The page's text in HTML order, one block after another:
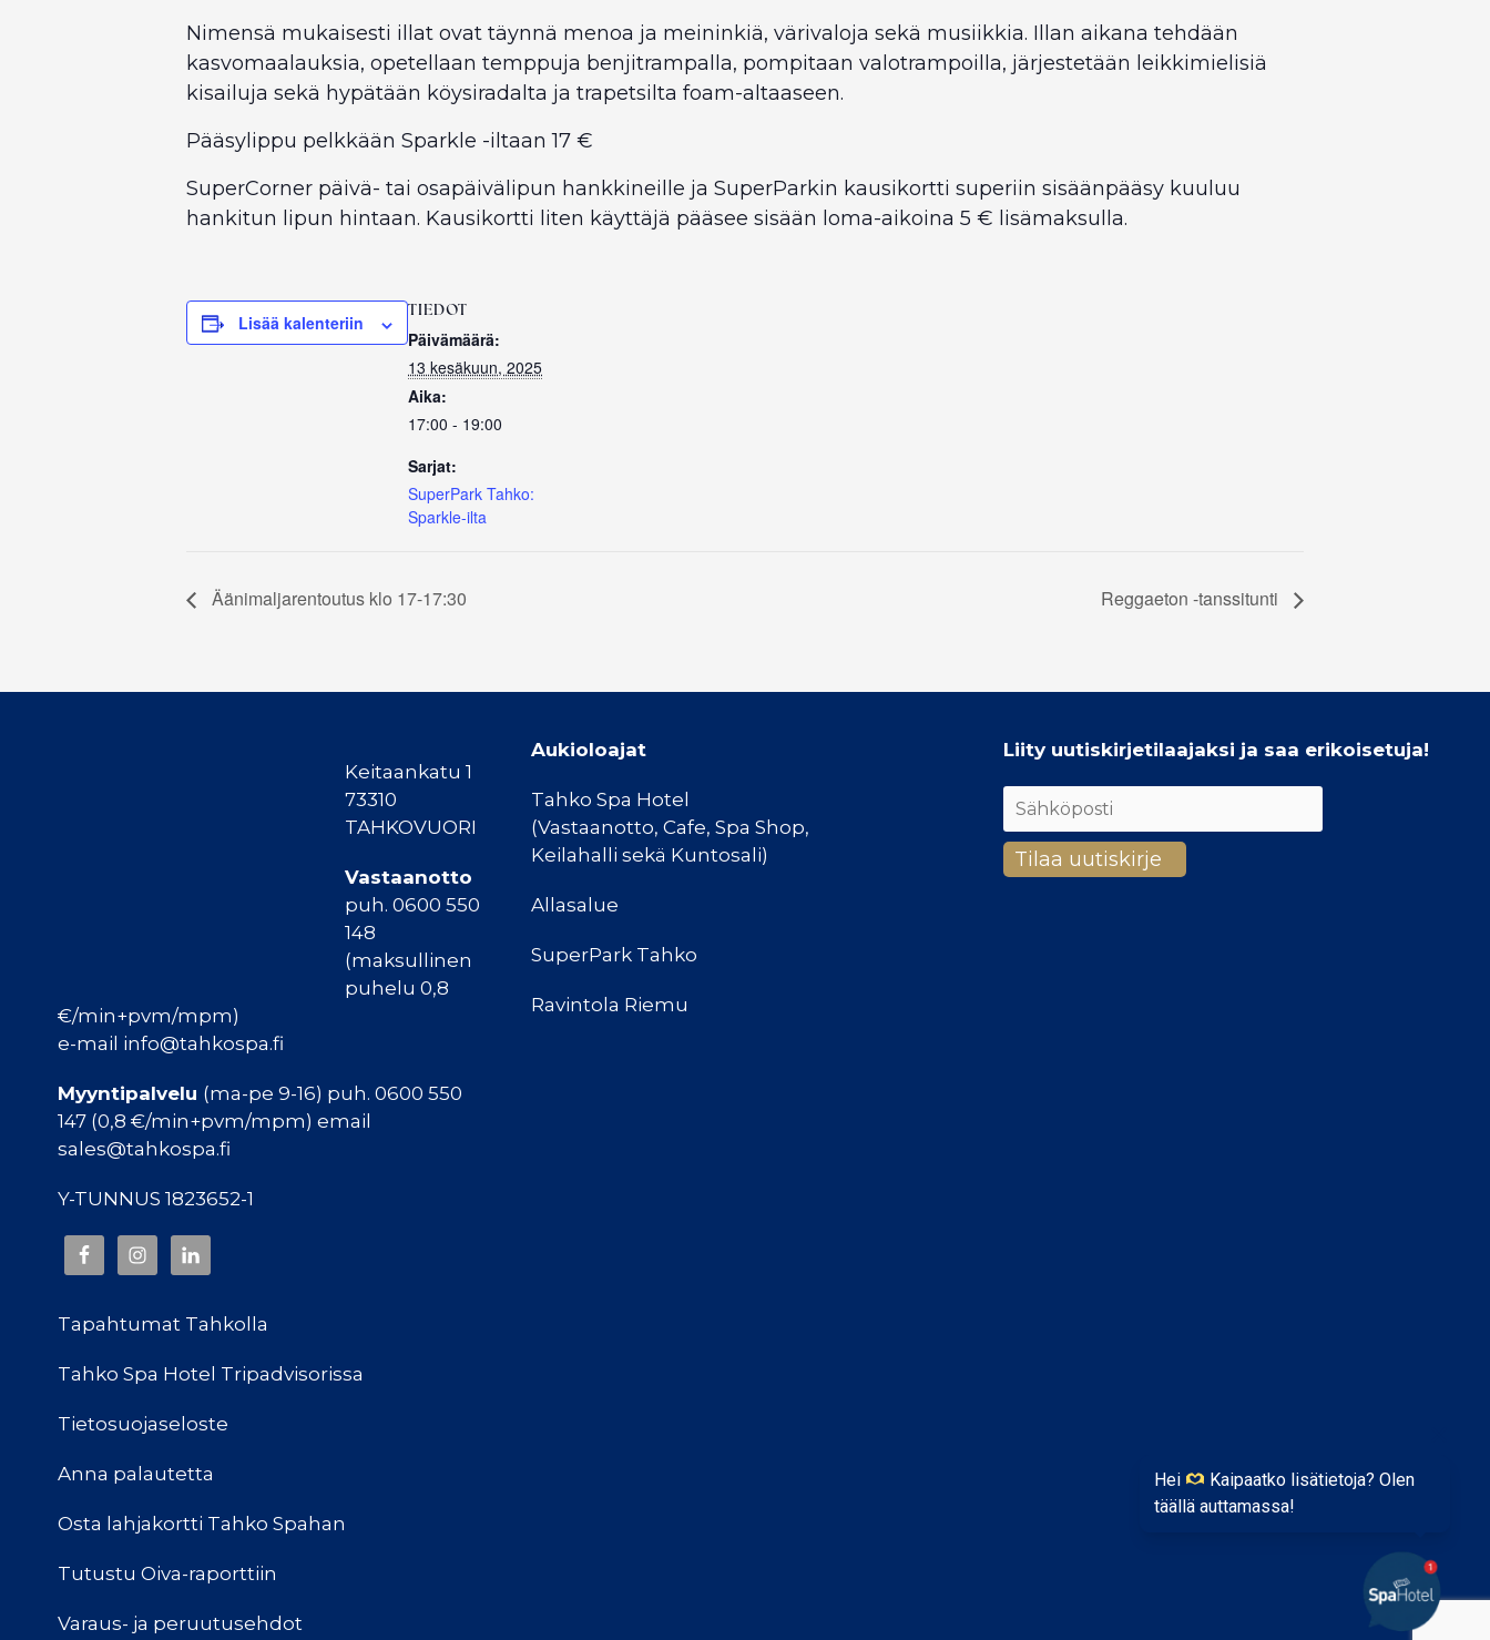
Hei
Kaipaatko lisätietoja? Olen
täällä auttamassa!
Nimensä mukaisesti illat ovat täynnä menoa ja meininkiä, värivaloja sekä musiikkia. Illan aikana tehdään
kasvomaalauksia, opetellaan temppuja benjitrampalla, pompitaan valotrampoilla, järjestetään leikkimielisiä
kisailuja sekä hypätään köysiradalta ja trapetsilta foam-altaaseen.
Pääsylippu pelkkään Sparkle -iltaan 17 €
SuperCorner päivä- tai osapäivälipun hankkineille ja SuperParkin kausikortti superiin sisäänpääsy kuuluu
hankitun lipun hintaan. Kausikortti liten käyttäjä pääsee sisään loma-aikoina 5 € lisämaksulla.
Lisää kalenteriin
TIEDOT
Päivämäärä:
13 kesäkuun, 2025
Aika:
17:00 - 19:00
Sarjat:
SuperPark Tahko:
Sparkle-ilta
Äänimaljarentoutus klo 17-17:30 Reggaeton -tanssitunti
Keitaankatu 1
73310
TAHKOVUORI
Vastaanotto
puh. 0600 550
148
(maksullinen
puhelu 0,8
€/min+pvm/mpm)
e-mail info@tahkospa.fi
Myyntipalvelu (ma-pe 9-16) puh. 0600 550
147 (0,8 €/min+pvm/mpm) email
sales@tahkospa.fi
Y-TUNNUS 1823652-1
Tapahtumat Tahkolla
Tahko Spa Hotel Tripadvisorissa
Tietosuojaseloste
Anna palautetta
Osta lahjakortti Tahko Spahan
Tutustu Oiva-raporttiin
Varaus- ja peruutusehdot
Aukioloajat
Tahko Spa Hotel
(Vastaanotto, Cafe, Spa Shop,
Keilahalli sekä Kuntosali)
Allasalue
SuperPark Tahko
Ravintola Riemu
Liity uutiskirjetilaajaksi ja saa erikoisetuja!